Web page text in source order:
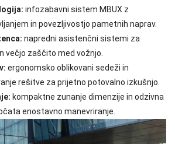
infozabavni sistem MBUX z
in povezljivostjo pametnih naprav.
napredni asistenčni sistemi za
večjo zaščito med vožnjo.
ergonomsko oblikovani sedeži in
rešitve za prijetno potovalno izkušnjo.
kompaktne zunanje dimenzije in odzivna
enostavno manevriranje.